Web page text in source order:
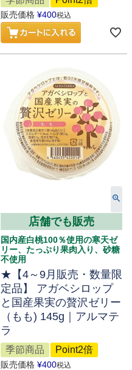
販売価格 ¥400税込
店舗でも販売
国内産白桃100％使用の寒天ゼ
リー、たっぷり果肉入り、砂糖
不使用
★【4～9月販売・数量限
定品】 アガベシロップ
と国産果実の贅沢ゼリー
（もも) 145g｜アルマテ
ラ
季節商品 Point2倍
販売価格 ¥400税込